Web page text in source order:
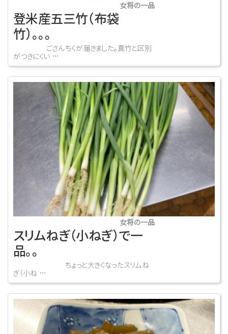
女将の一品
登米産五三竹（布袋
竹）。。。
ごさんちくが届きました。真竹と区別
がつきにくい …
女将の一品
スリムねぎ（小ねぎ）で一
品。。
ちょっと大きくなったスリムね
ぎ（小ね …